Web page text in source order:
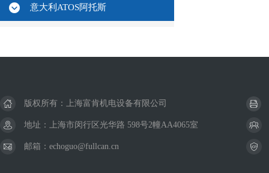
意大利ATOS阿托斯
版权所有：上海富肯机电设备有限公司
地址：上海市闵行区光华路 598号2幢AA4065室
邮箱：echoguo@fullcan.cn